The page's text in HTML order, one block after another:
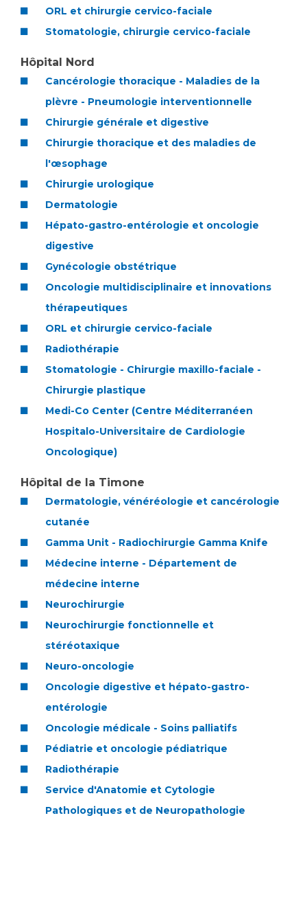
Salon des familles
Transports sanitaires
Handicap
Pôle Médecine Physique et Réadaptation
Accueil sourds et malentendants
Charte Romain Jacob
Mouvement Parcours Handicap 13
Activité physique
Cancer
Médecine nucléaire
Maladies rares
Vos représentants
Le projet des usagers
Qualité
Nos indicateurs qualité et de sécurité des soins
Protection des données
Sécurité
Les structures de recherche
Écoles et Instituts de Formation
Plateforme des internes
Professionnels de santé
Adresser un patient
Adresser un examen au Laboratoire de Biologie
Médicale
Radiologie / Imagerie
Cancérologie
Les pôles d'activité médicale
Anatomie et Cytologie Pathologiques
Adresser un examen au Laboratoire d'Infectiologie
Centres de référence Maladies Rares
Plateforme d'Expertise Maladies Rares
Presse / Multimédia
Dossiers de presse
Fournisseurs
Rôles et missions
Liste des marchés conclus
Documents utiles
ORL et chirurgie cervico-faciale
Stomatologie, chirurgie cervico-faciale
Hôpital Nord
Cancérologie thoracique - Maladies de la
plèvre - Pneumologie interventionnelle
Chirurgie générale et digestive
Chirurgie thoracique et des maladies de
l'œsophage
Chirurgie urologique
Dermatologie
Hépato-gastro-entérologie et oncologie
digestive
Gynécologie obstétrique
Oncologie multidisciplinaire et innovations
thérapeutiques
ORL et chirurgie cervico-faciale
Radiothérapie
Stomatologie - Chirurgie maxillo-faciale -
Chirurgie plastique
Medi-Co Center (Centre Méditerranéen
Hospitalo-Universitaire de Cardiologie
Oncologique)
Hôpital de la Timone
Dermatologie, vénéréologie et cancérologie
cutanée
Gamma Unit - Radiochirurgie Gamma Knife
Médecine interne - Département de
médecine interne
Neurochirurgie
Neurochirurgie fonctionnelle et
stéréotaxique
Neuro-oncologie
Oncologie digestive et hépato-gastro-
entérologie
Oncologie médicale - Soins palliatifs
Pédiatrie et oncologie pédiatrique
Radiothérapie
Service d'Anatomie et Cytologie
Pathologiques et de Neuropathologie